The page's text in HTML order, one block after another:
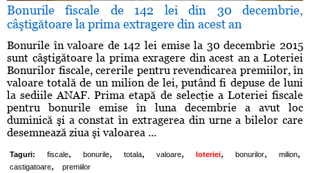
Bonurile fiscale de 142 lei din 30 decembrie,
câştigătoare la prima extragere din acest an
Bonurile în valoare de 142 lei emise la 30 decembrie 2015
sunt câştigătoare la prima exragere din acest an a Loteriei
Bonurilor fiscale, cererile pentru revendicarea premiilor, în
valoare totală de un milion de lei, putând fi depuse de luni
la sediile ANAF. Prima etapă de selecţie a Loteriei fiscale
pentru bonurile emise în luna decembrie a avut loc
duminică şi a constat în extragerea din urne a bilelor care
desemnează ziua şi valoarea ...
Taguri: fiscale, bonurile, totala, valoare, loteriei, bonurilor, milion,
castigatoare, premiilor